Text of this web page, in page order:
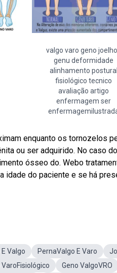
valgo varo geno
genu deformidade
alinhamento postural
fisiológico tecnico
avaliação artigo
enfermagem ser
enquanto os tornozelos
ou ser adquirido. No caso
ósseo do. Webo
idade do paciente e se há
Valgo PernaValgo E Varo
VaroFisiológico Geno ValgoVRO